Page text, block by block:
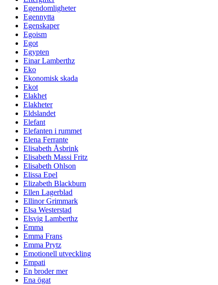
Egendomligheter
Egennytta
Egenskaper
Egoism
Egot
Egypten
Einar Lamberthz
Eko
Ekonomisk skada
Ekot
Elakhet
Elakheter
Eldslandet
Elefant
Elefanten i rummet
Elena Ferrante
Elisabeth Åsbrink
Elisabeth Massi Fritz
Elisabeth Ohlson
Elissa Epel
Elizabeth Blackburn
Ellen Lagerblad
Ellinor Grimmark
Elsa Westerstad
Elsvig Lamberthz
Emma
Emma Frans
Emma Prytz
Emotionell utveckling
Empati
En broder mer
Ena ögat